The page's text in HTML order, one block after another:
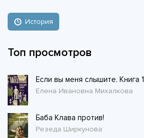
История
Топ просмотров
Если вы меня слышите. Книга 1
Елена Ивановна Михалкова
Баба Клава против!
Резеда Ширкунова